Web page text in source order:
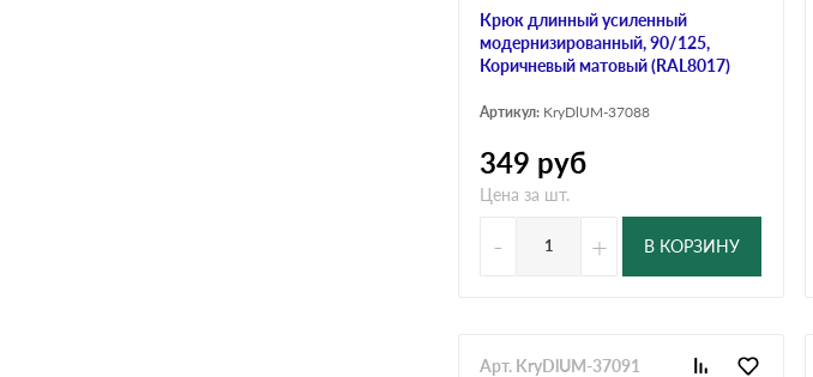
Крюк длинный усиленный
модернизированный, 90/125,
Коричневый матовый (RAL8017)
Артикул: KryDlUM-37088
349 руб
Цена за шт.
- + В КОРЗИНУ
Арт. KryDlUM-37091